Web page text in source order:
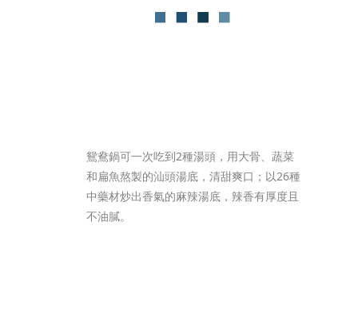
鴛鴦鍋可一次吃到2種湯頭，用大骨、蔬菜
和扁魚熬製的汕頭湯底，清甜爽口；以26種
中藥材炒出香氣的麻辣湯底，辣香有厚度且
不油膩。